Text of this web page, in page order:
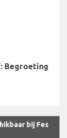
Begroeting
bij Fes